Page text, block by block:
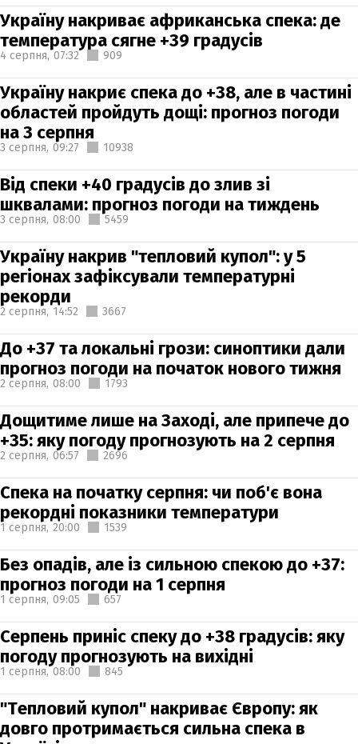
Україну накриває африканська спека: де
температура сягне +39 градусів
4 серпня, 07:32 909
Україну накриє спека до +38, але в частині
областей пройдуть дощі: прогноз погоди
на 3 серпня
3 серпня, 09:27 10938
Від спеки +40 градусів до злив зі
шквалами: прогноз погоди на тиждень
3 серпня, 08:00 5459
Україну накрив "тепловий купол": у 5
регіонах зафіксували температурні
рекорди
2 серпня, 14:52 3667
До +37 та локальні грози: синоптики дали
прогноз погоди на початок нового тижня
2 серпня, 08:00 1793
Дощитиме лише на Заході, але припече до
+35: яку погоду прогнозують на 2 серпня
2 серпня, 06:57 2696
Спека на початку серпня: чи поб'є вона
рекордні показники температури
1 серпня, 20:00 1539
Без опадів, але із сильною спекою до +37:
прогноз погоди на 1 серпня
1 серпня, 09:05 657
Серпень приніс спеку до +38 градусів: яку
погоду прогнозують на вихідні
1 серпня, 08:00 845
"Тепловий купол" накриває Європу: як
довго протримається сильна спека в